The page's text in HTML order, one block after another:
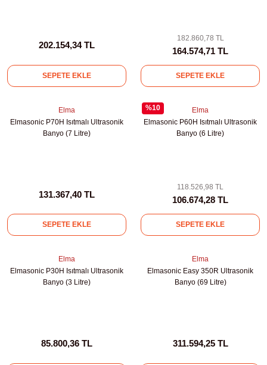
202.154,34 TL
SEPETE EKLE
182.860,78 TL
164.574,71 TL
SEPETE EKLE
Elma
Elmasonic P70H Isıtmalı Ultrasonik
Banyo (7 Litre)
131.367,40 TL
SEPETE EKLE
%10
Elma
Elmasonic P60H Isıtmalı Ultrasonik
Banyo (6 Litre)
118.526,98 TL
106.674,28 TL
SEPETE EKLE
Elma
Elmasonic P30H Isıtmalı Ultrasonik
Banyo (3 Litre)
85.800,36 TL
Elma
Elmasonic Easy 350R Ultrasonik
Banyo (69 Litre)
311.594,25 TL